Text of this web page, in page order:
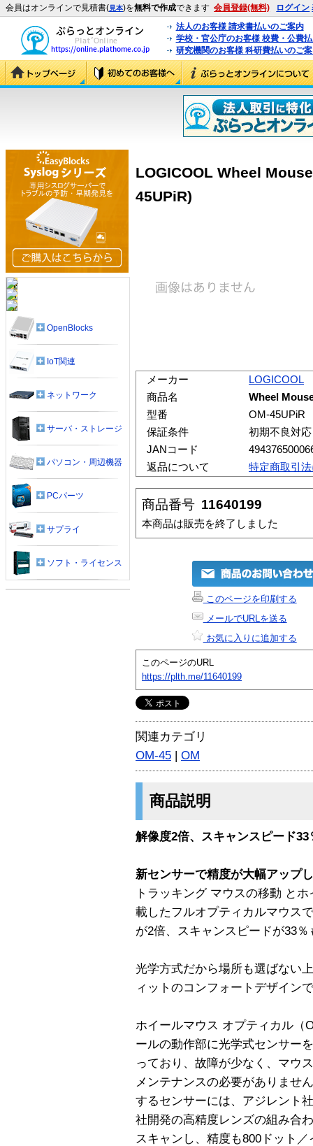
会員はオンラインで見積書(見本)を無料で作成できます 会員登録(無料) ログイン
法人のお客様 請求書払いのご案内
学校・官公庁のお客様 校費・公費
研究機関のお客様 科研費払いのご
LOGICOOL Wheel
45UPiR)
メーカー
LOGICOOL
商品名
Wheel
型番
OM-45UPiR
保証条件
初期不良対
JANコード
返品について
特定商取引
商品番号 11640199
本商品は販売を終了しました
このページを印刷する
メールでURLを送る
お気に入りに追加する
このページのURL
https://plth.me/11640199
関連カテゴリ
OM-45 | OM
商品説明
解像度2倍、スキャンスピード
新センサーで精度が大幅アップ
トラッキング マウスの移動 と
載したフルオプティカルマウス
が2倍、スキャンスピードが33
光学方式だから場所も選ばない
ィットのコンフォートデザイン
ホイールマウス オプティカル（
ールの動作部に光学式センサー
っており、故障が少なく、マウ
メンテナンスの必要がありませ
するセンサーには、アジレント
社開発の高精度レンズの組み合
スキャンし、精度も800ドット
OpenBlocks
IoT関連
ネットワーク
サーバ・ストレージ
パソコン・周辺機器
PCパーツ
サプライ
ソフト・ライセンス